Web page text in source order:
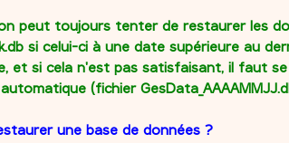
peut toujours tenter de restaurer les
si celui-ci à une date supérieure au
et si cela n'est pas satisfaisant, il faut
(fichier
une base de données ?